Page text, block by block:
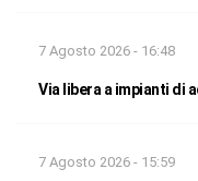
7 Agosto 2026 - 16:48
Via libera a impianti di
7 Agosto 2026 - 15:59